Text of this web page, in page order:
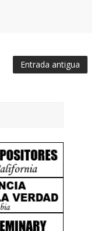
Entrada antigua